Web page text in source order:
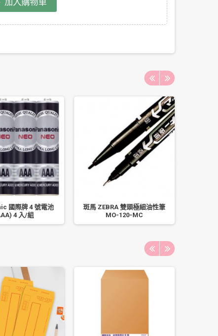
加入購物車
國際牌 4 號電池
4 入/組
斑馬 ZEBRA 雙頭極細油性筆
MO-120-MC